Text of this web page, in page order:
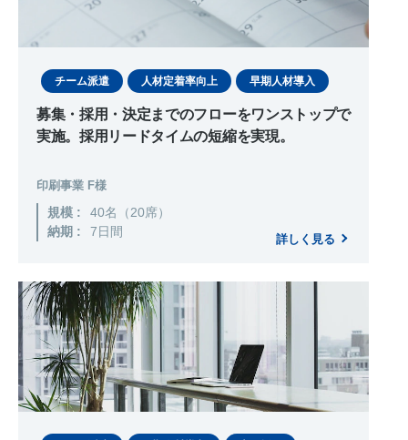
チーム派遣 人材定着率向上 早期人材導入
募集・採用・決定までのフローをワンストップで
実施。採用リードタイムの短縮を実現。
印刷事業 F様
規模 :
40名（20席）
納期 :
7日間
詳しく見る